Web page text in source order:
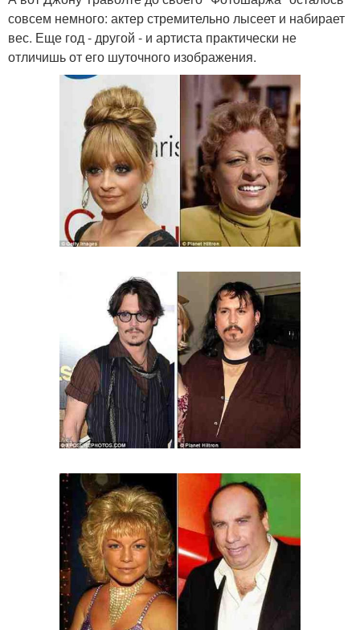
совсем немного: актер стремительно лысеет и набирает
вес. Еще год - другой - и артиста практически не
отличишь от его шуточного изображения.